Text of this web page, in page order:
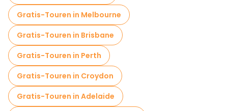
Gratis-Touren in Melbourne
Gratis-Touren in Brisbane
Gratis-Touren in Perth
Gratis-Touren in Croydon
Gratis-Touren in Adelaide